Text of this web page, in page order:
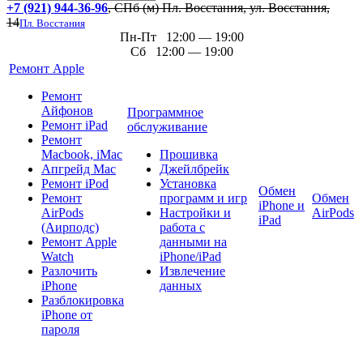
+7 (921) 944-36-96, СПб (м) Пл. Восстания, ул. Восстания,
14Пл. Восстания
Пн-Пт 12:00 — 19:00
Сб 12:00 — 19:00
Ремонт Apple
Ремонт
Айфонов
Ремонт iPad
Ремонт
Macbook, iMac
Апгрейд Mac
Ремонт iPod
Ремонт
AirPods
(Аирподс)
Ремонт Apple
Watch
Разлочить
iPhone
Разблокировка
iPhone от
пароля
Программное
обслуживание
Прошивка
Джейлбрейк
Установка
программ и игр
Настройки и
работа с
данными на
iPhone/iPad
Извлечение
данных
Обмен
iPhone и
iPad
Обмен
AirPods